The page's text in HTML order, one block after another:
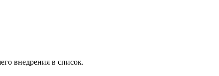
внедрения в список.